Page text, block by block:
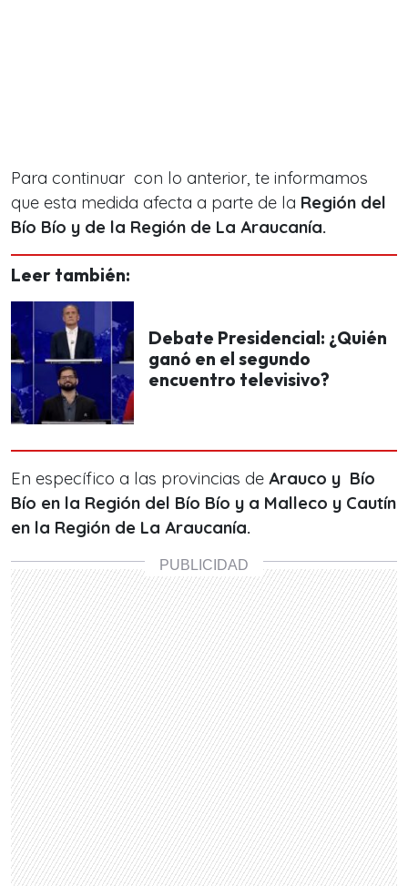
Para continuar con lo anterior, te informamos
que esta medida afecta a parte de la Región del
Bío Bío y de la Región de La Araucanía.
Leer también:
Debate Presidencial: ¿Quién
ganó en el segundo
encuentro televisivo?
En específico a las provincias de Arauco y Bío
Bío en la Región del Bío Bío y a Malleco y Cautín
en la Región de La Araucanía.